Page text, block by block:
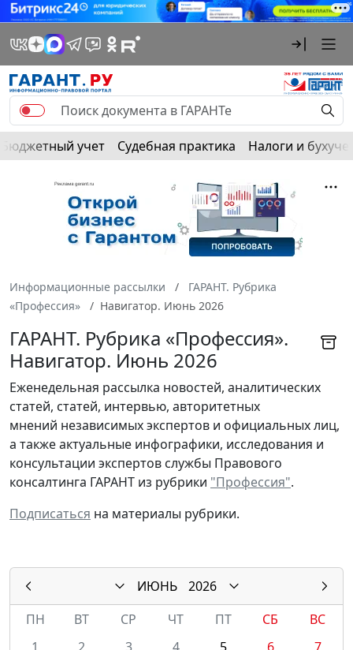
Бюджетный учет Судебная практика Налоги и
Информационные рассылки
ГАРАНТ. Рубрика
«Профессия»
Навигатор. Июнь 2026
ГАРАНТ. Рубрика «Профессия».
Навигатор. Июнь 2026
Еженедельная рассылка новостей, аналитических
статей, статей, интервью, авторитетных
мнений независимых экспертов и официальных лиц,
а также актуальные инфографики, исследования и
консультации экспертов службы Правового
консалтинга ГАРАНТ из рубрики "Профессия".
Подписаться на материалы рубрики.
ИЮНЬ
2026
ПН
ВТ СР ЧТ ПТ СБ
ВС